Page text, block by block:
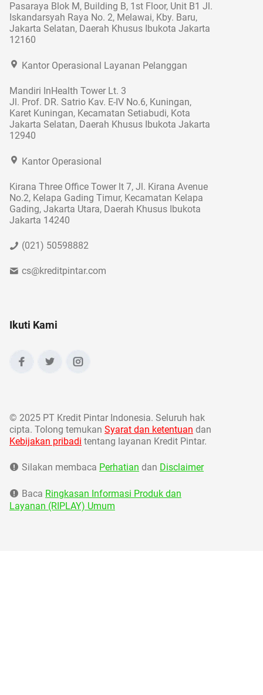
Pasaraya Blok M, Building B, 1st Floor, Unit B1 Jl.
Iskandarsyah Raya No. 2, Melawai, Kby. Baru,
Jakarta Selatan, Daerah Khusus Ibukota Jakarta
12160
Kantor Operasional Layanan Pelanggan
Mandiri InHealth Tower Lt. 3
Jl. Prof. DR. Satrio Kav. E-IV No.6, Kuningan,
Karet Kuningan, Kecamatan Setiabudi, Kota
Jakarta Selatan, Daerah Khusus Ibukota Jakarta
12940
Kantor Operasional
Kirana Three Office Tower lt 7, Jl. Kirana Avenue
No.2, Kelapa Gading Timur, Kecamatan Kelapa
Gading, Jakarta Utara, Daerah Khusus Ibukota
Jakarta 14240
(021) 50598882
cs@kreditpintar.com
Ikuti Kami
© 2025 PT Kredit Pintar Indonesia. Seluruh hak
cipta. Tolong temukan Syarat dan ketentuan dan
Kebijakan pribadi tentang layanan Kredit Pintar.
Silakan membaca Perhatian dan Disclaimer
Baca Ringkasan Informasi Produk dan
Layanan (RIPLAY) Umum